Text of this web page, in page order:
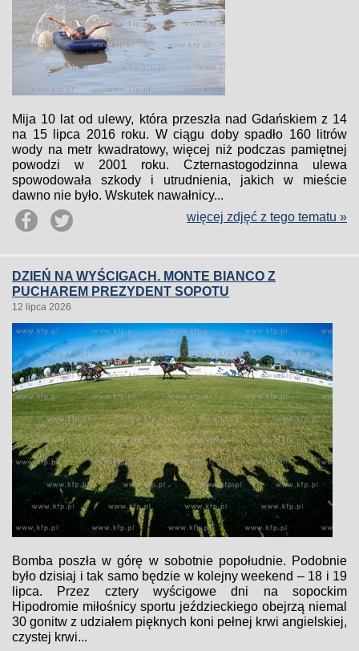
Mija 10 lat od ulewy, która przeszła nad Gdańskiem z 14
na 15 lipca 2016 roku. W ciągu doby spadło 160 litrów
wody na metr kwadratowy, więcej niż podczas pamiętnej
powodzi w 2001 roku. Czternastogodzinna ulewa
spowodowała szkody i utrudnienia, jakich w mieście
dawno nie było. Wskutek nawałnicy...
więcej zdjęć z tego tematu »
DZIEŃ NA WYŚCIGACH. MONTE BIANCO Z
PUCHAREM PREZYDENT SOPOTU
12 lipca 2026
Bomba poszła w górę w sobotnie popołudnie. Podobnie
było dzisiaj i tak samo będzie w kolejny weekend – 18 i 19
lipca. Przez cztery wyścigowe dni na sopockim
Hipodromie miłośnicy sportu jeździeckiego obejrzą niemal
30 gonitw z udziałem pięknych koni pełnej krwi angielskiej,
czystej krwi...